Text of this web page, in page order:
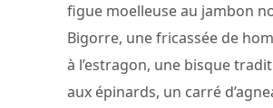
figue moelleuse au jambon
Bigorre, une fricassée de
à l’estragon, une bisque
aux épinards, un carré